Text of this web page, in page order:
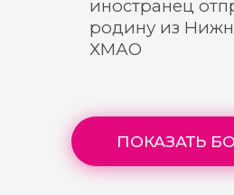
иностранец
родину из
ХМАО
ПОКАЗАТЬ